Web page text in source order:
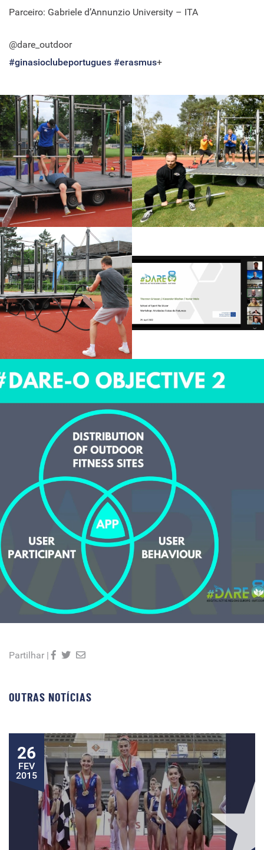
Parceiro: Gabriele d’Annunzio University – ITA
@dare_outdoor
#ginasioclubeportugues #erasmus+
Partilhar |
OUTRAS NOTÍCIAS
26
FEV
2015